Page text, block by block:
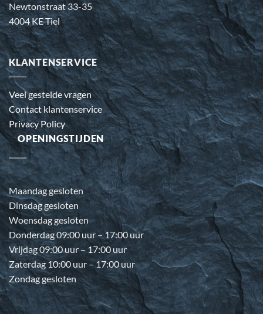
Newtonstraat 33-35
4004 KE Tiel
KLANTENSERVICE
Veel gestelde vragen
Contact klantenservice
Privacy Policy
OPENINGSTIJDEN
Maandag gesloten
Dinsdag gesloten
Woensdag gesloten
Donderdag 09:00 uur – 17:00 uur
Vrijdag 09:00 uur – 17:00 uur
Zaterdag 10:00 uur – 17:00 uur
Zondag gesloten